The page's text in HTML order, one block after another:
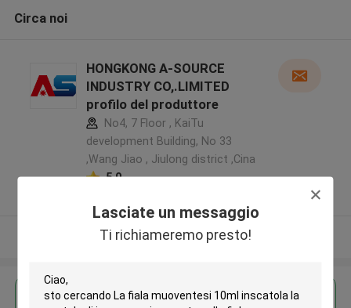
Lasciate un messaggio
Ti richiameremo presto!
Circa noi
HONGKONG A-SOURCE
INDUSTRY CO,.LIMITED
profilo del produttore
No4, 7 Floor , KaiTu
development Building, No 33
,Wang Jiao , Jiulong district ,Cina
5.0
Osservi più
Ottieni il miglior prezzo per